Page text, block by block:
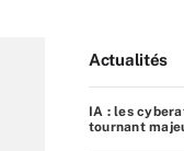
Actualités
IA : les
tournant